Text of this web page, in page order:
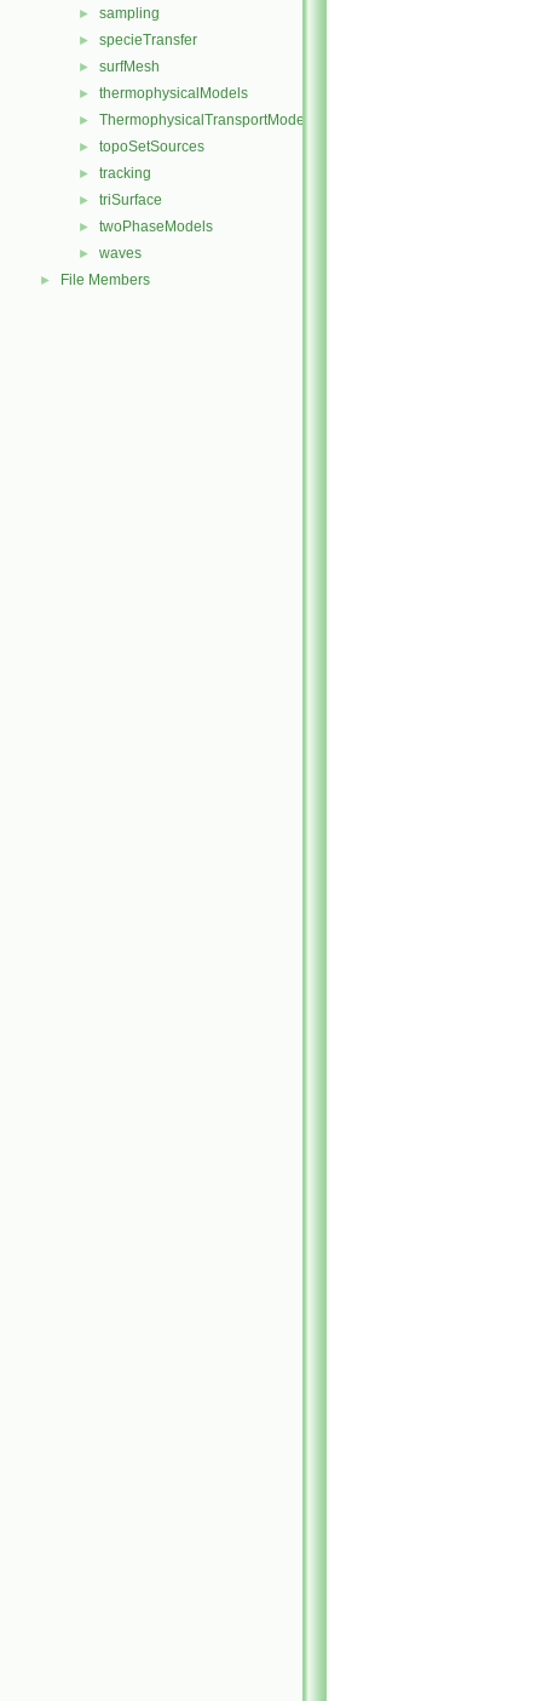
► sampling
► specieTransfer
► surfMesh
► thermophysicalModels
► ThermophysicalTransportModels
► topoSetSources
► tracking
► triSurface
► twoPhaseModels
► waves
► File Members